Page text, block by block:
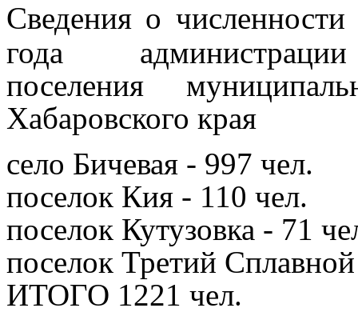
Сведения о
года
поселения
Хабаровского края
село Бичевая - 997 чел.
поселок Кия - 110 чел.
поселок Кутузовка - 71
поселок Третий
ИТОГО 1221 чел.